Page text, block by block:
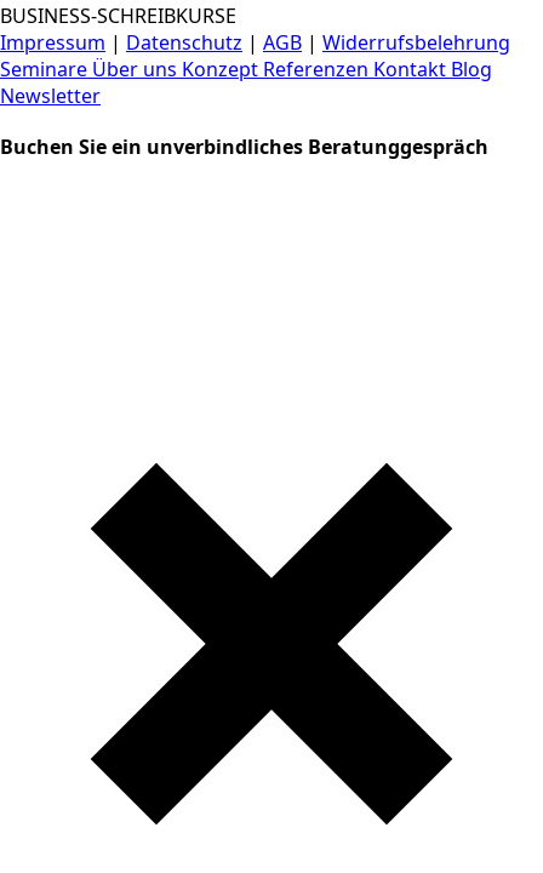
BUSINESS-SCHREIBKURSE
Impressum | Datenschutz | AGB | Widerrufsbelehrung
Seminare Über uns Konzept Referenzen Kontakt Blog
Newsletter
Buchen Sie ein unverbindliches Beratunggespräch